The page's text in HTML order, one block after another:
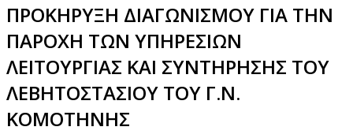
ΠΡΟΚΗΡΥΞΗ ΔΙΑΓΩΝΙΣΜΟΥ ΓΙΑ ΤΗΝ
ΠΑΡΟΧΗ ΤΩΝ ΥΠΗΡΕΣΙΩΝ
ΛΕΙΤΟΥΡΓΙΑΣ ΚΑΙ ΣΥΝΤΗΡΗΣΗΣ ΤΟΥ
ΛΕΒΗΤΟΣΤΑΣΙΟΥ ΤΟΥ Γ.Ν.
ΚΟΜΟΤΗΝΗΣ